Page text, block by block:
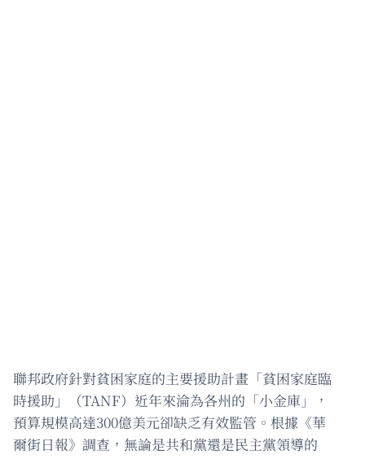
聯邦政府針對貧困家庭的主要援助計畫「貧困家庭臨
時援助」（TANF）近年來淪為各州的「小金庫」，
預算規模高達300億美元卻缺乏有效監管。根據《華
爾街日報》調查，無論是共和黨還是民主黨領導的